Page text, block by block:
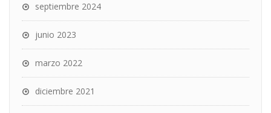
septiembre 2024
junio 2023
marzo 2022
diciembre 2021